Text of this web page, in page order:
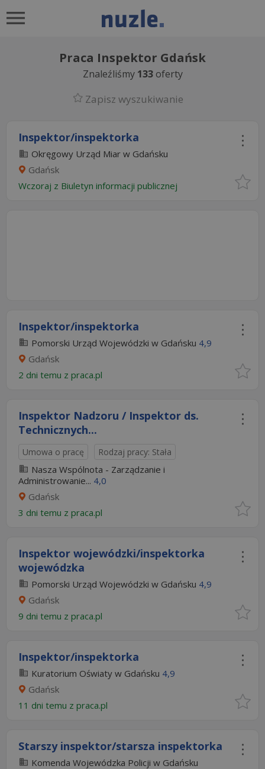
Praca Inspektor Gdańsk
Znaleźliśmy 133oferty
Zapisz wyszukiwanie
Inspektor/inspektorka
Okręgowy Urząd Miar w Gdańsku
Gdańsk
Wczoraj z Biuletyn informacji publicznej
Inspektor/inspektorka
Pomorski Urząd Wojewódzki w Gdańsku 4,9
Gdańsk
2 dni temu z praca.pl
Inspektor Nadzoru / Inspektor ds.
Technicznych...
Umowa o pracę Rodzaj pracy: Stała
Nasza Wspólnota - Zarządzanie i
Administrowanie... 4,0
Gdańsk
3 dni temu z praca.pl
Inspektor wojewódzki/inspektorka
wojewódzka
Pomorski Urząd Wojewódzki w Gdańsku 4,9
Gdańsk
9 dni temu z praca.pl
Inspektor/inspektorka
Kuratorium Oświaty w Gdańsku 4,9
Gdańsk
11 dni temu z praca.pl
Starszy inspektor/starsza inspektorka
Komenda Wojewódzka Policji w Gdańsku